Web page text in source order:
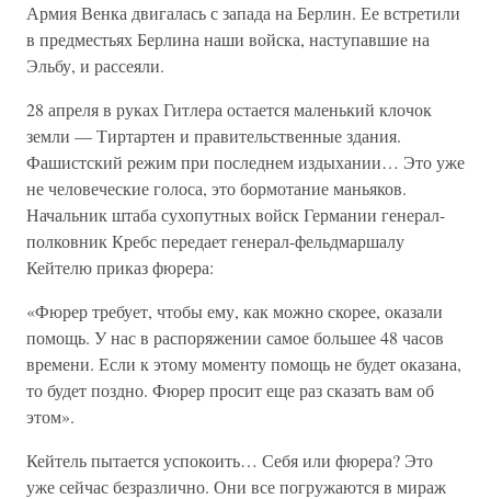
Армия Венка двигалась с запада на Берлин. Ее встретили
в предместьях Берлина наши войска, наступавшие на
Эльбу, и рассеяли.
28 апреля в руках Гитлера остается маленький клочок
земли — Тиртартен и правительственные здания.
Фашистский режим при последнем издыхании… Это уже
не человеческие голоса, это бормотание маньяков.
Начальник штаба сухопутных войск Германии генерал-
полковник Кребс передает генерал-фельдмаршалу
Кейтелю приказ фюрера:
«Фюрер требует, чтобы ему, как можно скорее, оказали
помощь. У нас в распоряжении самое большее 48 часов
времени. Если к этому моменту помощь не будет оказана,
то будет поздно. Фюрер просит еще раз сказать вам об
этом».
Кейтель пытается успокоить… Себя или фюрера? Это
уже сейчас безразлично. Они все погружаются в мираж